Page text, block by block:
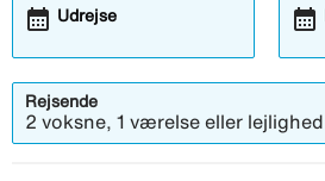
Udrejse
calendar_month calendar_month
Rejsende
2 voksne, 1 værelse eller lejlighed